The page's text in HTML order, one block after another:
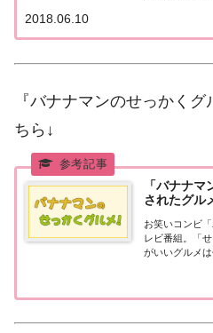
き、など紹介
「せっかくこ
2018.06.10
『バナナマンのせっかく
ちら↓
「バナナ
されたグル
お笑いコンビ
レビ番組。「
がいいグルメ